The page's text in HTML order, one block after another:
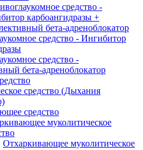
средство -
карбоангидразы +
бета-адреноблокатор
средство - Ингибитор
средство -
бета-адреноблокатор
средство (Дыхания
средство
муколитическое
Отхаркивающее муколитическое